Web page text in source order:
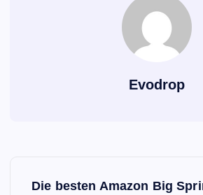
Evodrop
Die besten Amazon Big